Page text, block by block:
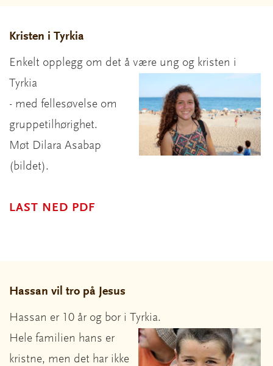
Kristen i Tyrkia
Enkelt opplegg om det å være ung og kristen i
Tyrkia
- med fellesøvelse om
gruppetilhørighet.
Møt Dilara Asabap
(bildet).
LAST NED PDF
Hassan vil tro på Jesus
Hassan er 10 år og bor i Tyrkia.
Hele familien hans er
kristne, men det har ikke